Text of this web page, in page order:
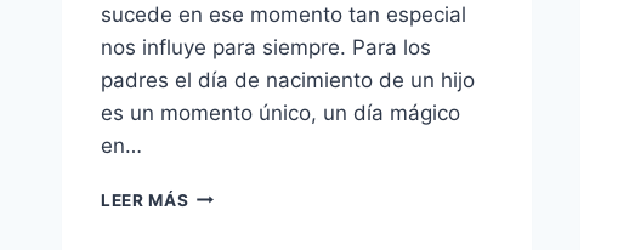
sucede en ese momento tan especial
nos influye para siempre. Para los
padres el día de nacimiento de un hijo
es un momento único, un día mágico
en…
LEER MÁS MÚSICA